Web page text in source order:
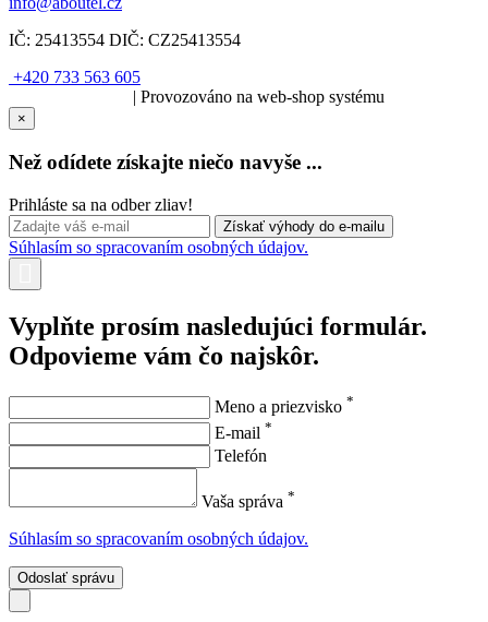
IČ: 25413554 DIČ: CZ25413554
+420 733 563 605
| Provozováno na web-shop systému
×
Než odídete získajte niečo navyše ...
Prihláste sa na odber zliav!
Súhlasím so spracovaním osobných údajov.
Vyplňte prosím nasledujúci formulár.
Odpovieme vám čo najskôr.
Meno a priezvisko *
E-mail *
Telefón
Vaša správa *
Súhlasím so spracovaním osobných údajov.